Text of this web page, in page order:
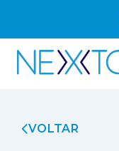
VOLTAR